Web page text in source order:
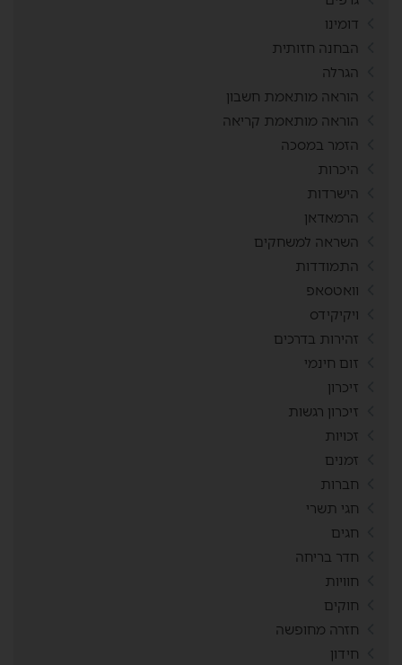
דומינו
הבחנה חזותית
הגרלה
הוראה מותאמת חשבון
הוראה מותאמת קריאה
הזמר במסכה
היכרות
הישרדות
הרמאדאן
השראה למשחקים
התמודדות
וואטסאפ
ויקיקידס
זהירות בדרכים
זום חינמי
זיכרון
זיכרון רגשות
זכויות
זמנים
חברות
חגי תשרי
חגים
חדר בריחה
חוויות
חוקים
חזרה מחופשה
חידון